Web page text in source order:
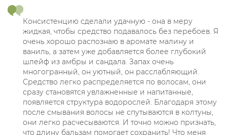
Консистенцию сделали удачную - она в меру
жидкая, чтобы средство подавалось без перебоев. Я
очень хорошо распознаю в аромате малину и
ваниль, а затем уже добавляется более глубокий
шлейф из амбры и сандала. Запах очень
многогранный, он уютный, он расслабляющий.
Средство легко распределяется по волосам, они
сразу становятся увлажненные и напитанные,
появляется структура водорослей. Благодаря этому
после смывания волосы не спутываются в колтуны,
они легко расчесываются. И точно можно признать,
что длину бальзам помогает сохранить! Что меня